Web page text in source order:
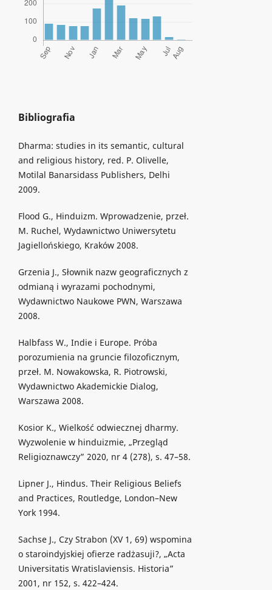
Bibliografia
Dharma: studies in its semantic, cultural
and religious history, red. P. Olivelle,
Motilal Banarsidass Publishers, Delhi
2009.
Flood G., Hinduizm. Wprowadzenie, przeł.
M. Ruchel, Wydawnictwo Uniwersytetu
Jagiellońskiego, Kraków 2008.
Grzenia J., Słownik nazw geograficznych z
odmianą i wyrazami pochodnymi,
Wydawnictwo Naukowe PWN, Warszawa
2008.
Halbfass W., Indie i Europe. Próba
porozumienia na gruncie filozoficznym,
przeł. M. Nowakowska, R. Piotrowski,
Wydawnictwo Akademickie Dialog,
Warszawa 2008.
Kosior K., Wielkość odwiecznej dharmy.
Wyzwolenie w hinduizmie, „Przegląd
Religioznawczy” 2020, nr 4 (278), s. 47–58.
Lipner J., Hindus. Their Religious Beliefs
and Practices, Routledge, London–New
York 1994.
Sachse J., Czy Strabon (XV 1, 69) wspomina
o staroindyjskiej ofierze radżasuji?, „Acta
Universitatis Wratislaviensis. Historia”
2001, nr 152, s. 422–424.